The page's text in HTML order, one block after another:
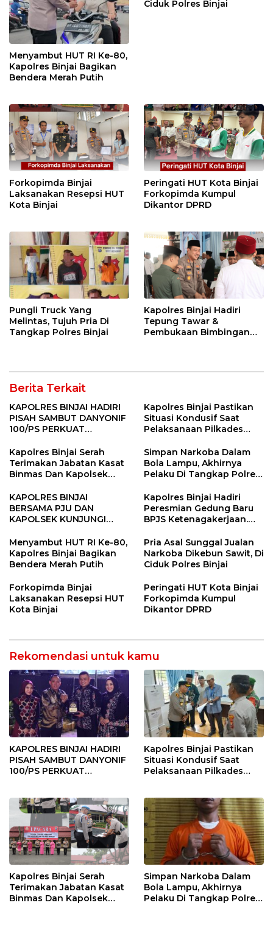
Menyambut HUT RI Ke-80,
Kapolres Binjai Bagikan
Bendera Merah Putih
Ciduk Polres Binjai
Forkopimda Binjai
Laksanakan Resepsi HUT
Kota Binjai
Peringati HUT Kota Binjai
Forkopimda Kumpul
Dikantor DPRD
Pungli Truck Yang
Melintas, Tujuh Pria Di
Tangkap Polres Binjai
Kapolres Binjai Hadiri
Tepung Tawar &
Pembukaan Bimbingan
Berita Terkait
KAPOLRES BINJAI HADIRI
PISAH SAMBUT DANYONIF
100/PS PERKUAT
Kapolres Binjai Pastikan
Situasi Kondusif Saat
Pelaksanaan Pilkades
Kapolres Binjai Serah
Terimakan Jabatan Kasat
Binmas Dan Kapolsek
Simpan Narkoba Dalam
Bola Lampu, Akhirnya
Pelaku Di Tangkap Polres
KAPOLRES BINJAI
BERSAMA PJU DAN
KAPOLSEK KUNJUNGI
BINJAI
Kapolres Binjai Hadiri
Peresmian Gedung Baru
BPJS Ketenagakerjaan.
Menyeluruh bagi Pekerja”
Menyambut HUT RI Ke-80,
Kapolres Binjai Bagikan
Bendera Merah Putih
Pria Asal Sunggal Jualan
Narkoba Dikebun Sawit, Di
Ciduk Polres Binjai
Forkopimda Binjai
Laksanakan Resepsi HUT
Kota Binjai
Peringati HUT Kota Binjai
Forkopimda Kumpul
Dikantor DPRD
Rekomendasi untuk kamu
KAPOLRES BINJAI HADIRI
PISAH SAMBUT DANYONIF
100/PS PERKUAT
Kapolres Binjai Pastikan
Situasi Kondusif Saat
Pelaksanaan Pilkades
Kapolres Binjai Serah
Terimakan Jabatan Kasat
Binmas Dan Kapolsek
Simpan Narkoba Dalam
Bola Lampu, Akhirnya
Pelaku Di Tangkap Polres